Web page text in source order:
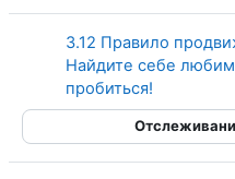
3.12 Правило
Найдите себе
пробиться!